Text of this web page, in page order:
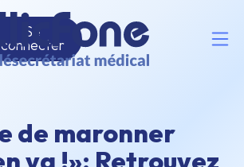
Se
connecter
de maronner
va !»: Retrouvez